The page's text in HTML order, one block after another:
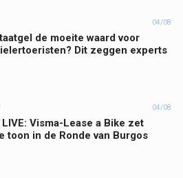
04/08
de moeite waard voor
Dit zeggen experts
04/08
LIVE: Visma-Lease a Bike zet
toon in de Ronde van Burgos